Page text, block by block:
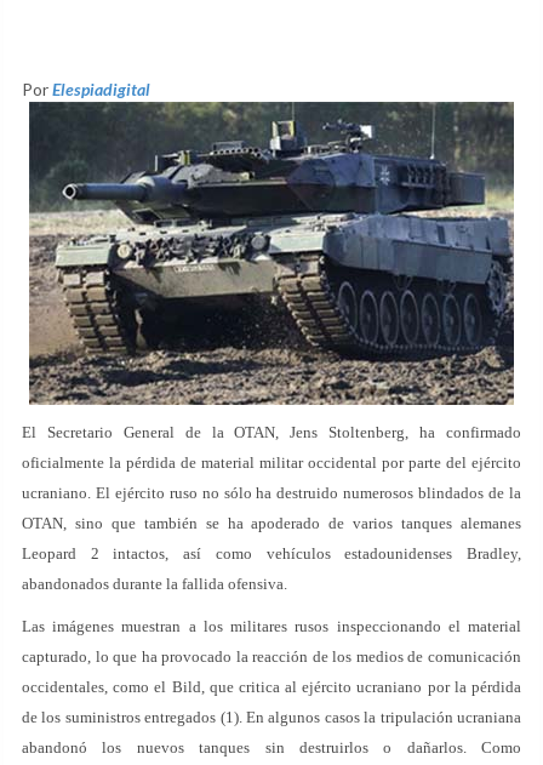
PorElespiadigital
El Secretario General de la OTAN, Jens Stoltenberg, ha confirmado
oficialmente la pérdida de material militar occidental por parte del ejército
ucraniano. El ejército ruso no sólo ha destruido numerosos blindados de la
OTAN, sino que también se ha apoderado de varios tanques alemanes
Leopard 2 intactos, así como vehículos estadounidenses Bradley,
abandonados durante la fallida ofensiva.
Las imágenes muestran a los militares rusos inspeccionando el material
capturado, lo que ha provocado la reacción de los medios de comunicación
occidentales, como el Bild, que critica al ejército ucraniano por la pérdida
de los suministros entregados (1). En algunos casos la tripulación ucraniana
abandonó los nuevos tanques sin destruirlos o dañarlos. Como